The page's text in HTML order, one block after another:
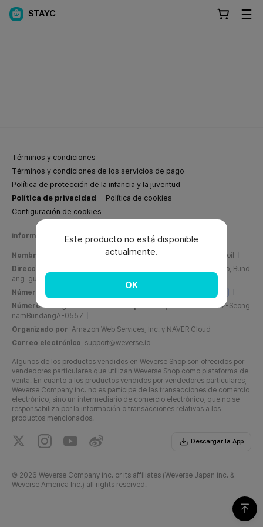
STAYC
Términos y condiciones
Términos y condiciones de los servicios de pago
Política de protección de la infancia y la juventud
Política de privacidad
Política de cookies
Configuración de cookies
Información de negocios de Weverse Company
Nombre de la empresa Weverse Company Inc.
Yang Zooil
Dirección
C, 6F, PangyoTech-one Tower, 131, Bundangnaegok-ro, Bund
ang-gu, Seongnam-si, Gyeonggi-do, República de Corea
Número de registro comercial
Número de registro comercial de pedidos por correo 2022-Seong
namBundangA-0557
Organizado por Amazon Web Services, Inc. y NAVER Cloud
Correo electrónico support@weverse.io
Algunos de los productos vendidos en Weverse Shop son ofrecidos por
vendedores particulares que utilizan Weverse Shop como plataforma de
venta. En cuanto a los productos vendidos por vendedores particulares,
Weverse Company Inc. no es partícipe de las transacciones de comercio
electrónico, sino un intermediario de comercio electrónico, que no se
responsabiliza por la información o transacciones relativas a los
productos mencionados.
Descargar la App
© 2026 Weverse Company Inc. or its affiliates (Weverse Japan Inc. &
Weverse America Inc.) all rights reserved.
Este producto no está disponible
actualmente.
OK